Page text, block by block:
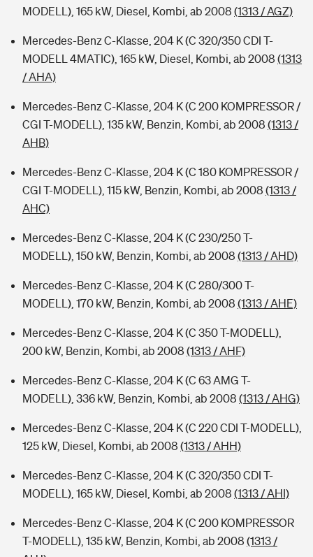
MODELL), 165 kW, Diesel, Kombi, ab 2008 (1313 / AGZ)
Mercedes-Benz C-Klasse, 204 K (C 320/350 CDI T-
MODELL 4MATIC), 165 kW, Diesel, Kombi, ab 2008 (1313
/ AHA)
Mercedes-Benz C-Klasse, 204 K (C 200 KOMPRESSOR /
CGI T-MODELL), 135 kW, Benzin, Kombi, ab 2008 (1313 /
AHB)
Mercedes-Benz C-Klasse, 204 K (C 180 KOMPRESSOR /
CGI T-MODELL), 115 kW, Benzin, Kombi, ab 2008 (1313 /
AHC)
Mercedes-Benz C-Klasse, 204 K (C 230/250 T-
MODELL), 150 kW, Benzin, Kombi, ab 2008 (1313 / AHD)
Mercedes-Benz C-Klasse, 204 K (C 280/300 T-
MODELL), 170 kW, Benzin, Kombi, ab 2008 (1313 / AHE)
Mercedes-Benz C-Klasse, 204 K (C 350 T-MODELL),
200 kW, Benzin, Kombi, ab 2008 (1313 / AHF)
Mercedes-Benz C-Klasse, 204 K (C 63 AMG T-
MODELL), 336 kW, Benzin, Kombi, ab 2008 (1313 / AHG)
Mercedes-Benz C-Klasse, 204 K (C 220 CDI T-MODELL),
125 kW, Diesel, Kombi, ab 2008 (1313 / AHH)
Mercedes-Benz C-Klasse, 204 K (C 320/350 CDI T-
MODELL), 165 kW, Diesel, Kombi, ab 2008 (1313 / AHI)
Mercedes-Benz C-Klasse, 204 K (C 200 KOMPRESSOR
T-MODELL), 135 kW, Benzin, Kombi, ab 2008 (1313 /